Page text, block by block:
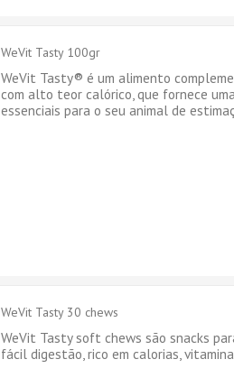
WeVit Tasty 100gr
WeVit Tasty® é um alimento
com alto teor calórico, que fornece
essenciais para o seu animal de
WeVit Tasty 30 chews
WeVit Tasty soft chews são snacks
fácil digestão, rico em calorias,